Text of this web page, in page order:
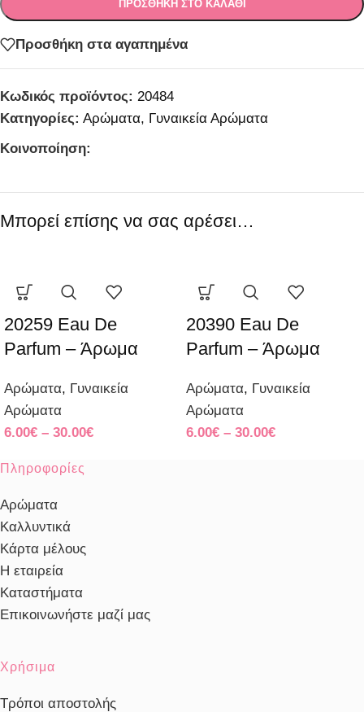
ΠΡΟΣΘΉΚΗ ΣΤΟ ΚΑΛΆΘΙ
Προσθήκη στα αγαπημένα
Κωδικός προϊόντος: 20484
Κατηγορίες: Αρώματα, Γυναικεία Αρώματα
Κοινοποίηση:
Μπορεί επίσης να σας αρέσει…
20259 Eau De
Parfum – Άρωμα
Αρώματα, Γυναικεία
Αρώματα
6.00€ – 30.00€
20390 Eau De
Parfum – Άρωμα
Αρώματα, Γυναικεία
Αρώματα
6.00€ – 30.00€
Πληροφορίες
Αρώματα
Καλλυντικά
Κάρτα μέλους
Η εταιρεία
Καταστήματα
Επικοινωνήστε μαζί μας
Χρήσιμα
Τρόποι αποστολής